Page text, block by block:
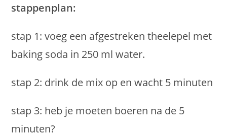
stappenplan:
stap 1: voeg een afgestreken theelepel met
baking soda in 250 ml water.
stap 2: drink de mix op en wacht 5 minuten
stap 3: heb je moeten boeren na de 5
minuten?